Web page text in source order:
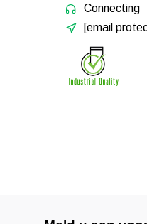
Connecting
[email